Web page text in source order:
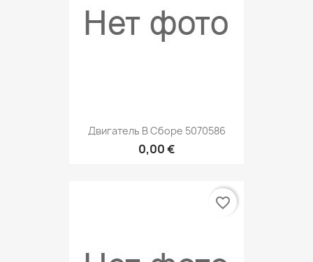
Двигатель В Сборе 5070586
0,00 €
favorite_border